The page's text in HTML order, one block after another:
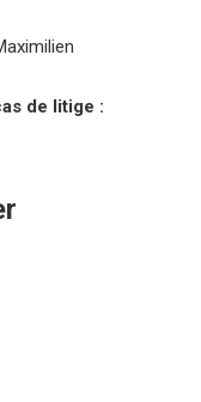
de litige :